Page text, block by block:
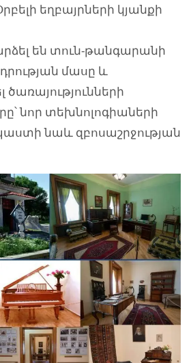
եղբայրների կյանքի
են տուն-թանգարանի
մասը և
նոր տեխնոլոգիաների
նաև զբոսաշրջության